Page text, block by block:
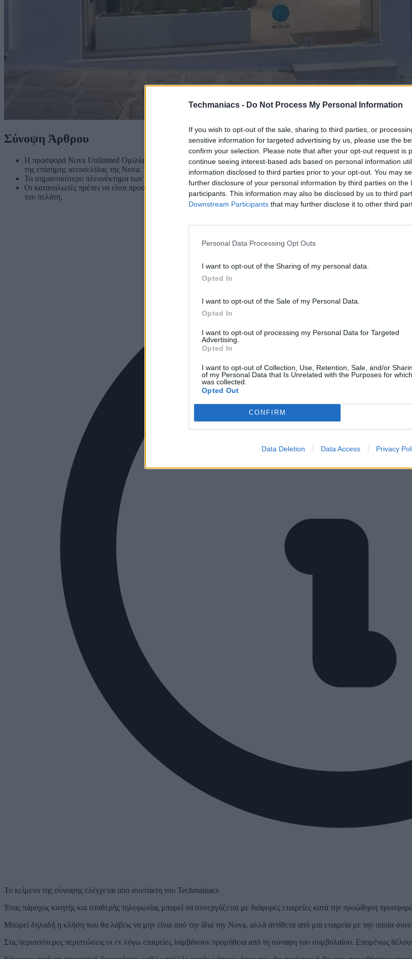
Techmaniacs - Do Not Process My Personal Information
If you wish to opt-out of the sale, sharing to third parties, or
sensitive information for targeted advertising by us, please use the
confirm your selection. Please note that after your opt-out request is
continue seeing interest-based ads based on personal information
information disclosed to third parties prior to your opt-out. You may
further disclosure of your personal information by third parties on the
participants. This information may also be disclosed by us to third
Downstream Participants that may further disclose it to other third
Personal Data Processing Opt Outs
I want to opt-out of the Sharing of my personal data.
Opted In
I want to opt-out of the Sale of my Personal Data.
Opted In
I want to opt-out of processing my Personal Data for Targeted
Advertising.
Opted In
I want to opt-out of Collection, Use, Retention, Sale, and/or
of my Personal Data that Is Unrelated with the Purposes for
was collected.
Opted Out
CONFIRM
Data Deletion Data Access Privacy
Σύνοψη Άρθρου
Η προσφορά Nova Unlimited Ομιλία&SMS+ 40GB είναι ξανά διαθέσιμη μέσω επίσημου συνεργάτη της Nova,
της επίσημης ιστοσελίδας της Nova.
Το σημαντικότερο πλεονέκτημα των νέων συμβολαίων της Nova είναι η υπηρεσία Your Data, η οποία επιτρέπει τη
Οι καταναλωτές πρέπει να είναι προσεκτικοί και να ελέγχουν πάντα το συμβόλαιο, καθώς οι συνεργαζόμενες
του πελάτη.
Το κείμενο της σύνοψης ελέγχεται από συντάκτη του Techmaniacs
Ένας πάροχος κινητής και σταθερής τηλεφωνίας μπορεί να συνεργάζεται με διάφορες εταιρείες κατά την προώθηση
Μπορεί δηλαδή η κλήση που θα λάβεις να μην είναι από την ίδια την Nova, αλλά αντίθετα από μια εταιρεία με την οποία
Στις περισσότερες περιπτώσεις οι εν λόγω εταιρείες λαμβάνουν προμήθεια από τη σύναψη του συμβολαίου. Επομένως